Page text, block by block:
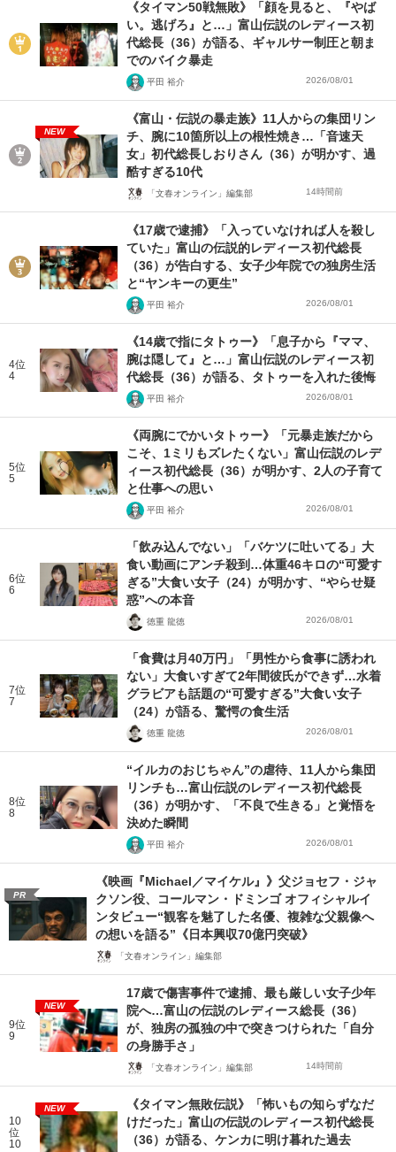
《タイマン50戦無敗》「顔を見ると、『やば
い。逃げろ』と…」富山伝説のレディース初
代総長（36）が語る、ギャルサー制圧と朝ま
でのバイク暴走
平田 裕介 2026/08/01
NEW
《富山・伝説の暴走族》11人からの集団リン
チ、腕に10箇所以上の根性焼き…「音速天
女」初代総長しおりさん（36）が明かす、過
酷すぎる10代
「文春オンライン」編集部 14時間前
《17歳で逮捕》「入っていなければ人を殺し
ていた」富山の伝説的レディース初代総長
（36）が告白する、女子少年院での独房生活
と“ヤンキーの更生”
平田 裕介 2026/08/01
4位
4
《14歳で指にタトゥー》「息子から『ママ、
腕は隠して』と…」富山伝説のレディース初
代総長（36）が語る、タトゥーを入れた後悔
平田 裕介 2026/08/01
5位
5
《両腕にでかいタトゥー》「元暴走族だから
こそ、1ミリもズレたくない」富山伝説のレデ
ィース初代総長（36）が明かす、2人の子育て
と仕事への思い
平田 裕介 2026/08/01
6位
6
「飲み込んでない」「バケツに吐いてる」大
食い動画にアンチ殺到…体重46キロの“可愛す
ぎる”大食い女子（24）が明かす、“やらせ疑
惑”への本音
徳重 龍徳 2026/08/01
7位
7
「食費は月40万円」「男性から食事に誘われ
ない」大食いすぎて2年間彼氏ができず…水着
グラビアも話題の“可愛すぎる”大食い女子
（24）が語る、驚愕の食生活
徳重 龍徳 2026/08/01
8位
8
“イルカのおじちゃん”の虐待、11人から集団
リンチも…富山伝説のレディース初代総長
（36）が明かす、「不良で生きる」と覚悟を
決めた瞬間
平田 裕介 2026/08/01
PR
《映画『Michael／マイケル』》父ジョセフ・ジャ
クソン役、コールマン・ドミンゴ オフィシャルイ
ンタビュー“観客を魅了した名優、複雑な父親像へ
の想いを語る”《日本興収70億円突破》
「文春オンライン」編集部
9位
9
NEW
17歳で傷害事件で逮捕、最も厳しい女子少年
院へ…富山の伝説のレディース総長（36）
が、独房の孤独の中で突きつけられた「自分
の身勝手さ」
「文春オンライン」編集部 14時間前
10
位
10
NEW
《タイマン無敗伝説》「怖いもの知らずなだ
けだった」富山の伝説のレディース初代総長
（36）が語る、ケンカに明け暮れた過去